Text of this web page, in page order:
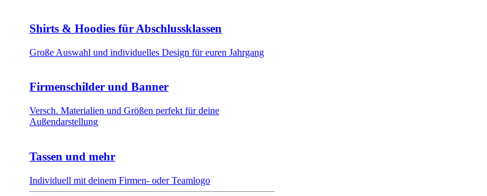
Shirts & Hoodies für Abschlussklassen
Große Auswahl und individuelles Design für euren Jahrgang
Firmenschilder und Banner
Versch. Materialien und Größen perfekt für deine
Außendarstellung
Tassen und mehr
Individuell mit deinem Firmen- oder Teamlogo